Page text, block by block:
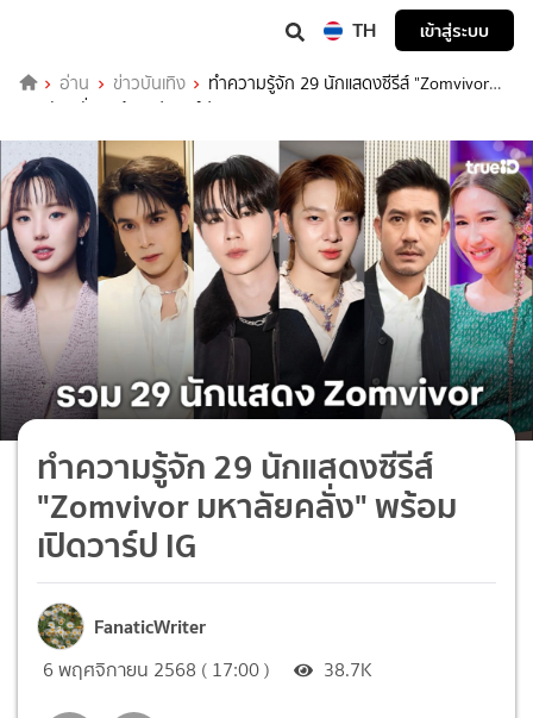
TH เข้าสู่ระบบ
อ่าน ข่าวบันเทิง
ทำความรู้จัก 29 นักแสดงซีรีส์ "Zomvivor
มหาลัยคลั่ง" พร้อมเปิดวาร์ป IG
ทำความรู้จัก 29 นักแสดงซีรีส์
"Zomvivor มหาลัยคลั่ง" พร้อม
เปิดวาร์ป IG
FanaticWriter
6 พฤศจิกายน 2568 ( 17:00 ) 38.7K